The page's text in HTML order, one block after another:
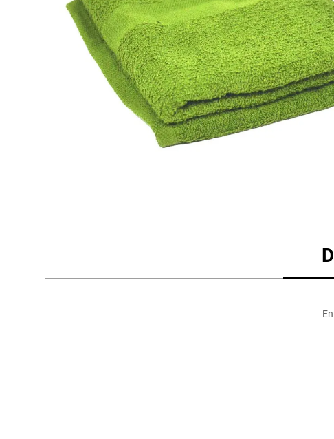
lácteos y refrigerados
vinos y licores
cuidado del bebé
otros
Mantequilla